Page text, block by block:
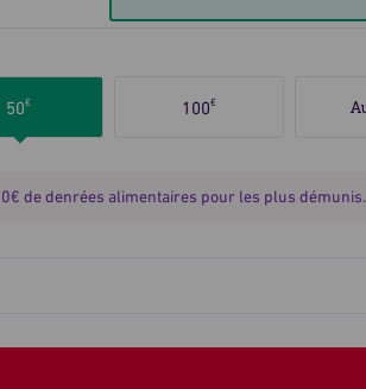
50€ 100€
de denrées alimentaires pour les plus démunis.